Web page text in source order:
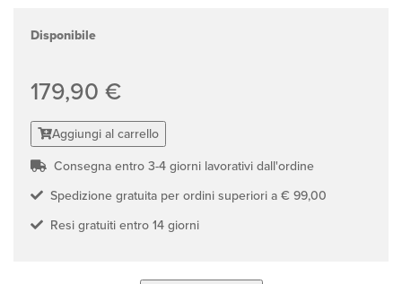
Disponibile
179,90 €
Aggiungi al carrello
Consegna entro 3-4 giorni lavorativi dall'ordine
Spedizione gratuita per ordini superiori a € 99,00
Resi gratuiti entro 14 giorni